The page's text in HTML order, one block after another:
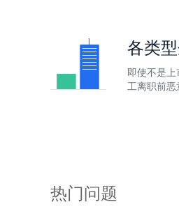
各类
即使不是
工离职前恶
热门问题